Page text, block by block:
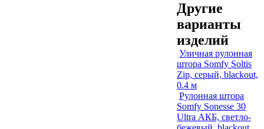
Другие
варианты
изделий
Уличная рулонная
штора Somfy Soltis
Zip, серый, blackout,
0.4 м
Рулонная штора
Somfy Sonesse 30
Ultra АКБ, светло-